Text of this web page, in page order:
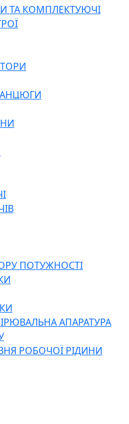
ТА КОМПЛЕКТУЮЧІ
ПОТУЖНОСТІ
АПАРАТУРА
РОБОЧОЇ РІДИНИ